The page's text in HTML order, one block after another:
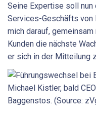
Seine Expertise soll nun
Services-Geschäfts von
mich darauf,
Kunden die nächste
er sich in der Mitteilung